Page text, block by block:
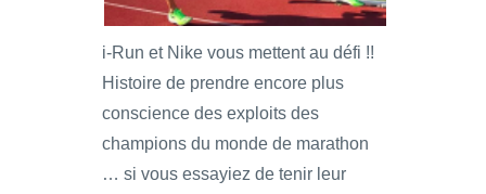
i-Run et Nike vous mettent au défi !!
Histoire de prendre encore plus
conscience des exploits des
champions du monde de marathon
… si vous essayiez de tenir leur